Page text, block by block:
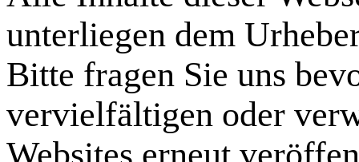
unterliegen dem
Bitte fragen Sie uns
vervielfältigen oder
Websites erneut